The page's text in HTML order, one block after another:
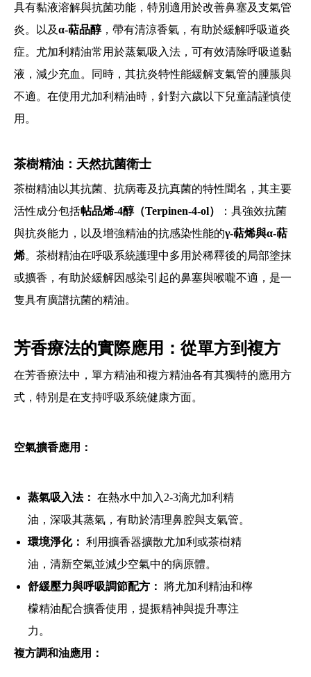
具有黏液溶解與抗菌功能，特別適用於改善鼻塞及支氣管
炎。以及α-萜品醇，帶有清涼香氣，有助於緩解呼吸道炎
症。尤加利精油常用於蒸氣吸入法，可有效清除呼吸道黏
液，減少充血。同時，其抗炎特性能緩解支氣管的腫脹與
不適。在使用尤加利精油時， 針對六歲以下兒童請謹慎使
用。
茶樹精油：天然抗菌衛士
茶樹精油以其抗菌、抗病毒及抗真菌的特性聞名，其主要
活性成分包括帖品烯-4醇（Terpinen-4-ol）
：具強效抗菌
與抗炎能力，以及增強精油的抗感染性能的γ-萜烯與α-萜
烯。茶樹精油在呼吸系統護理中多用於稀釋後的局部塗抹
或擴香，有助於緩解因感染引起的鼻塞與喉嚨不適，是一
隻具有廣譜抗菌的精油。
芳香療法的實際應用：從單方到複方
在芳香療法中，單方精油和複方精油各有其獨特的應用方
式，特別是在支持呼吸系統健康方面。
空氣擴香應用：
蒸氣吸入法： 在熱水中加入2-3滴尤加利精
油，深吸其蒸氣，有助於清理鼻腔與支氣管。
環境淨化： 利用擴香器擴散尤加利或茶樹精
油，清新空氣並減少空氣中的病原體。
舒緩壓力與呼吸調節配方：
將尤加利精油和檸
檬精油配合擴香使用，提振精神與提升專注
力。
複方調和油應用：